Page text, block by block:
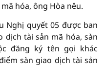
hóa, ông Hòa nêu.
Nghị quyết 05 được ban
dịch tài sản mã hóa, sàn
đăng ký tên gọi khác
sàn giao dịch tài sản